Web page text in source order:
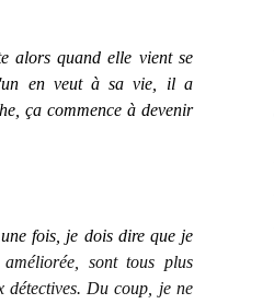
alors quand elle vient se
en veut à sa vie, il a
ça commence à devenir
fois, je dois dire que je
sont tous plus
détectives. Du coup, je ne